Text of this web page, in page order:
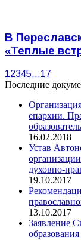
В
«Теплые
12345…17
Последние
епархии.
16.02.2018
Устав
духовно-
19.10.2017
13.10.2017
Заявление